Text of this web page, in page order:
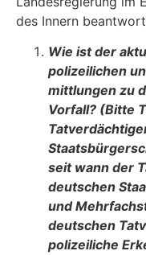
des Innern
Wie ist der
polizeilichen
mittlungen zu
Vorfall? (Bitte
seit wann der
deutschen
und
deutschen
polizeiliche